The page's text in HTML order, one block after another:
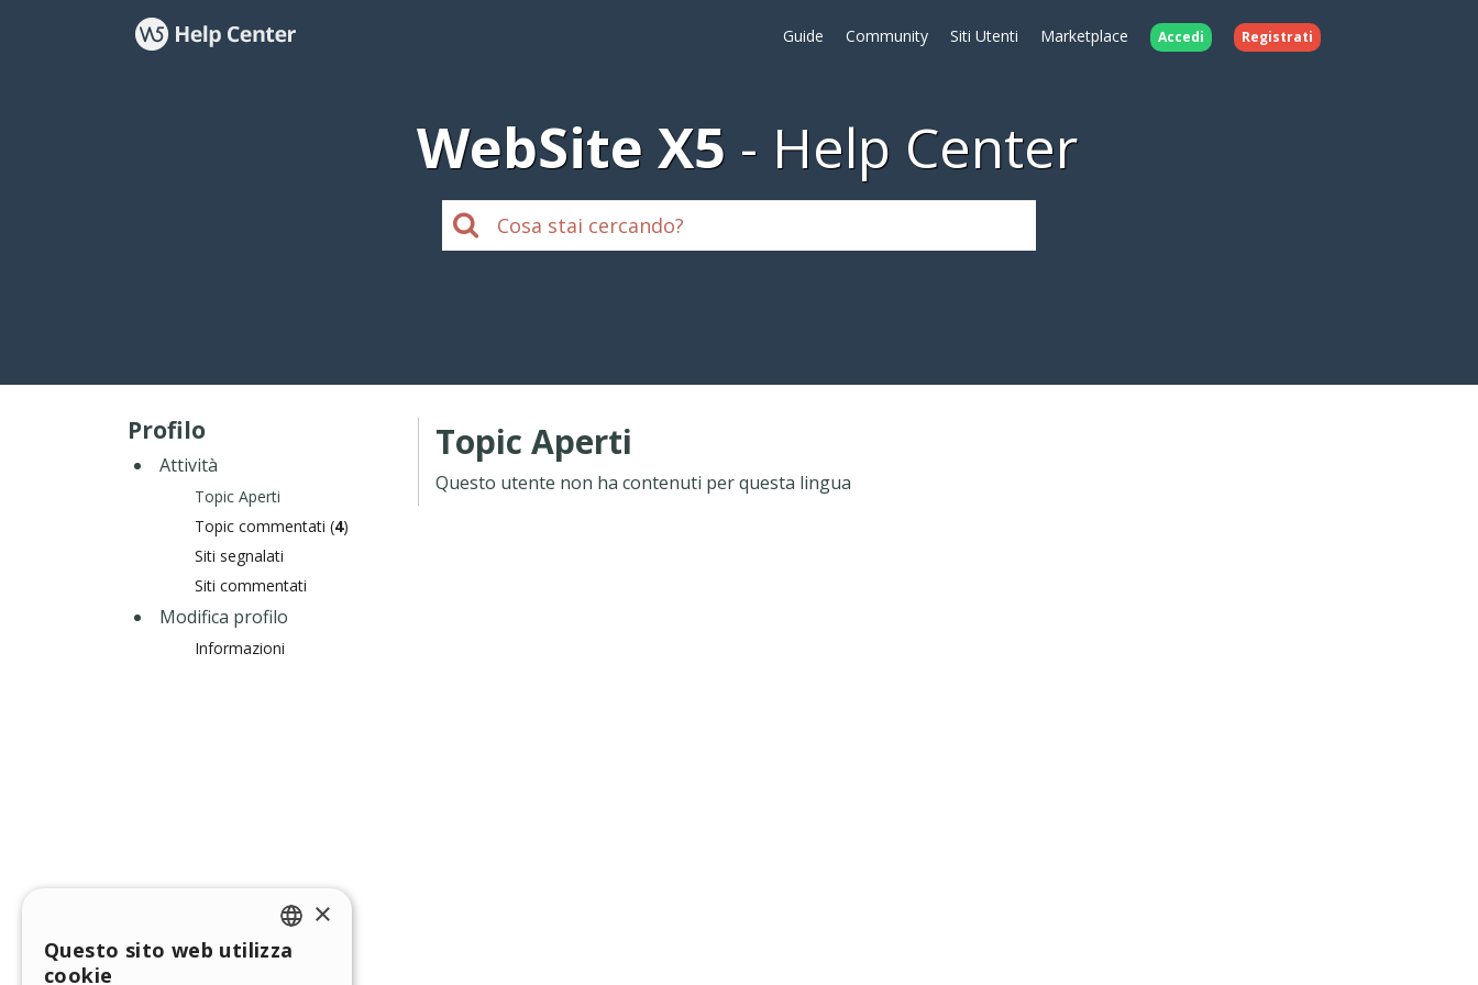
Guide Community Siti Utenti Marketplace Accedi Registrati
WebSite X5 Help Center
Profilo
Attività
Topic Aperti
Topic commentati (4)
Siti segnalati
Siti commentati
Modifica profilo
Informazioni
Topic Aperti
Questo utente non ha contenuti per questa lingua
ENGLISH
×
Questo sito web utilizza
cookie